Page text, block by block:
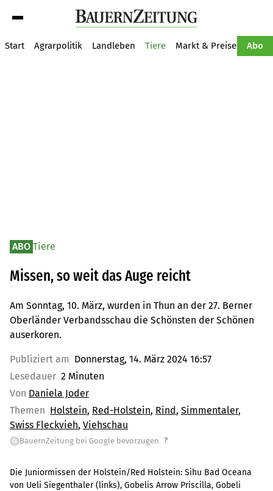
Start Agrarpolitik Landleben Tiere Markt & Preise Abo
ABO Tiere
Missen, so weit das Auge reicht
Am Sonntag, 10. März, wurden in Thun an der 27. Berner
Oberländer Verbandsschau die Schönsten der Schönen
auserkoren.
Publiziert am Donnerstag, 14. März 2024 16:57
Lesedauer 2 Minuten
Von Daniela Joder
Themen Holstein Red-Holstein Rind Simmentaler
Swiss Fleckvieh Viehschau
G BauernZeitung bei Google bevorzugen ?
Die Juniormissen der Holstein/Red Holstein: Sihu Bad Oceana
von Ueli Siegenthaler (links), Gobelis Arrow Priscilla, Gobeli